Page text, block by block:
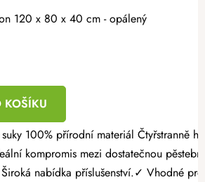
120 x 80 x 40 cm - opálený
KOŠÍKU
120 × 80 × 40 cm. Tento
kompromis mezi dostatečnou
nabídka příslušenství.✓ Vhodné